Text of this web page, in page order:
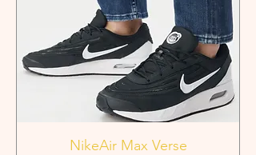
NikeAir Max Verse